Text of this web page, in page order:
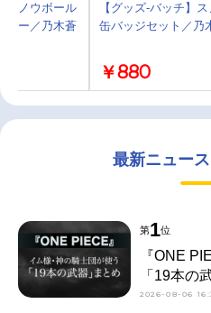
スノウボール
ダー／乃木蒼
【グッズ-バッチ】
缶バッジセット／乃
￥880
最新ニュー
第1位
『ONE
「19本の
2026-08-06